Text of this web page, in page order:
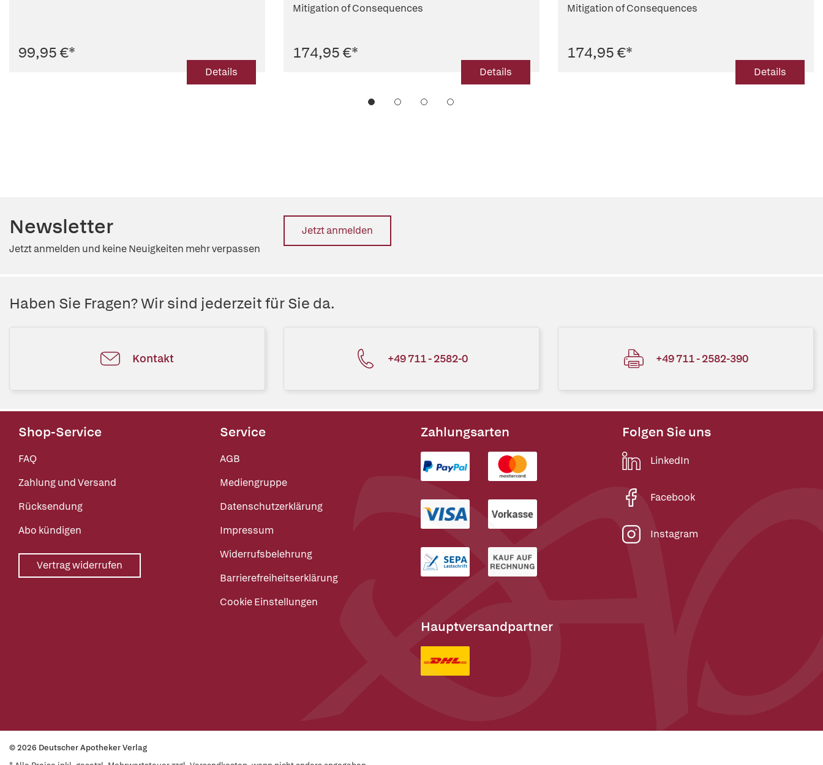
99,95 €*
Details
Mitigation of Consequences
174,95 €*
Details
Mitigation of Consequences
174,95 €*
Details
Newsletter
Jetzt anmelden und keine Neuigkeiten mehr verpassen
Jetzt anmelden
Haben Sie Fragen? Wir sind jederzeit für Sie da.
Kontakt +49 711 - 2582-0 +49 711 - 2582-390
Shop-Service
FAQ
Zahlung und Versand
Rücksendung
Abo kündigen
Vertrag widerrufen
Service
AGB
Mediengruppe
Datenschutzerklärung
Impressum
Widerrufsbelehrung
Barrierefreiheitserklärung
Cookie Einstellungen
Zahlungsarten
Hauptversandpartner
Folgen Sie uns
LinkedIn
Facebook
Instagram
© 2026 Deutscher Apotheker Verlag